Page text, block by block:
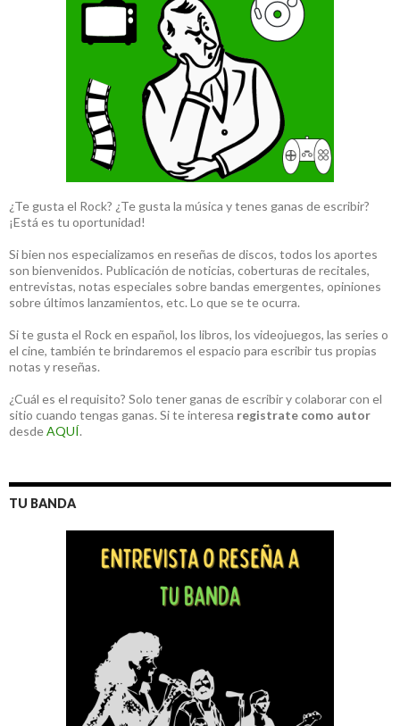
¿Te gusta el Rock? ¿Te gusta la música y tenes ganas de escribir?
¡Está es tu oportunidad!
Si bien nos especializamos en reseñas de discos, todos los aportes
son bienvenidos. Publicación de noticias, coberturas de recitales,
entrevistas, notas especiales sobre bandas emergentes, opiniones
sobre últimos lanzamientos, etc. Lo que se te ocurra.
Si te gusta el Rock en español, los libros, los videojuegos, las series o
el cine, también te brindaremos el espacio para escribir tus propias
notas y reseñas.
¿Cuál es el requisito? Solo tener ganas de escribir y colaborar con el
sitio cuando tengas ganas. Si te interesa registrate como autor
desdeAQUÍ.
TU BANDA